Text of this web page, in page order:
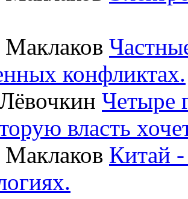
конфликтах.
Четыре
власть
Китай